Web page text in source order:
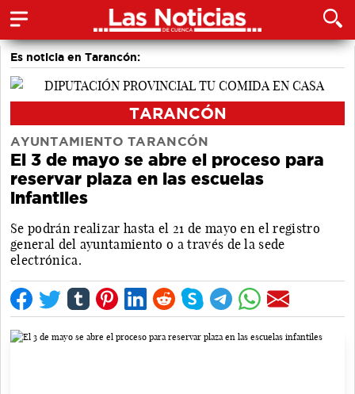
Es noticia en Tarancón:
TARANCÓN
AYUNTAMIENTO TARANCÓN
El 3 de mayo se abre el proceso para
reservar plaza en las escuelas
infantiles
Se podrán realizar hasta el 21 de mayo en el registro
general del ayuntamiento o a través de la sede
electrónica.